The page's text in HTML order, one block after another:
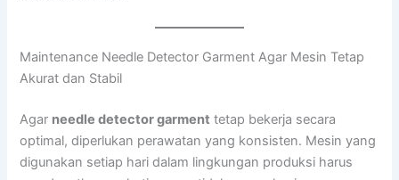
Maintenance Needle Detector Garment Agar Mesin Tetap
Akurat dan Stabil
Agar needle detector garment tetap bekerja secara
optimal, diperlukan perawatan yang konsisten. Mesin yang
digunakan setiap hari dalam lingkungan produksi harus